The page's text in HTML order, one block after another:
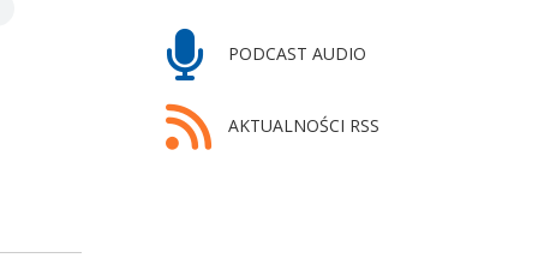
PODCAST AUDIO
AKTUALNOŚCI RSS